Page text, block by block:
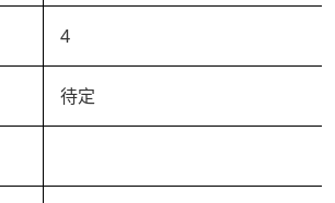
4
待定